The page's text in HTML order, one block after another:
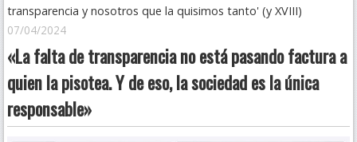
transparencia y nosotros que la quisimos tanto' (y XVIII)
07/04/2024
«La falta de transparencia no está pasando factura a
quien la pisotea. Y de eso, la sociedad es la única
responsable»